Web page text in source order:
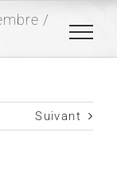
/
Suivant